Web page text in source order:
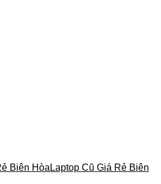
Laptop Cũ Giá Rẻ Biên